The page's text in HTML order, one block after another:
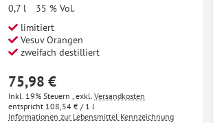
0,7 l
35 % Vol.
limitiert
Vesuv Orangen
zweifach destilliert
75,98 €
Inkl. 19% Steuern , exkl. Versandkosten
108,54 € / 1 l
Informationen zur Lebensmittel Kennzeichnung